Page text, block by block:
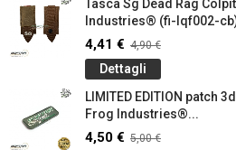
Tasca Sg Dead Rag
Industries® (fi-lqf002-
4,41 € 4,90 €
Dettagli
LIMITED EDITION patch
Frog Industries®...
4,50 € 5,00 €